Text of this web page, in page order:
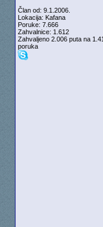
Član od: 9.1.2006.
Lokacija: Kafana
Poruke: 7.666
Zahvalnice: 1.612
Zahvaljeno 2.006 puta na
poruka